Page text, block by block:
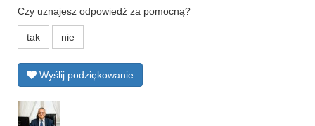
Czy uznajesz odpowiedź za pomocną?
tak nie
Wyślij podziękowanie